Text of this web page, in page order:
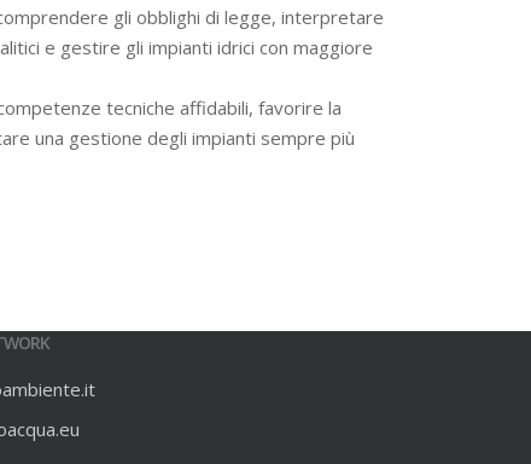
gli obblighi di legge, interpretare
e gestire gli impianti idrici con maggiore
tecniche affidabili, favorire la
una gestione degli impianti sempre più